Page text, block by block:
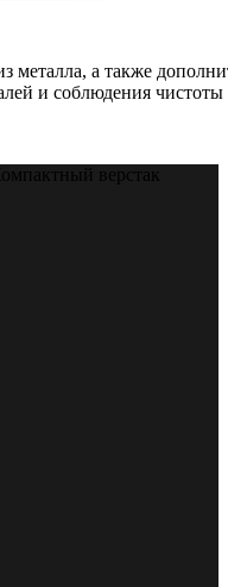
металла, а также
и соблюдения чистоты
верстак